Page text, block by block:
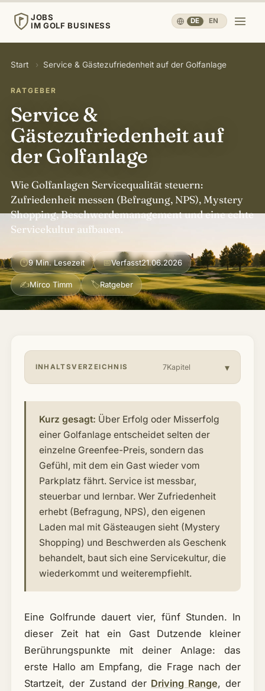
JOBS
IM GOLF BUSINESS
DE · EN
JOBS
IM GOLF BUSINESS
Start
Karriere & Menschen ▾
Reisen, Sport & Gesundheit ▾
▾
Über mich & Community ▾
Jobs
Start › Service & Gästezufriedenheit auf der Golfanlage
RATGEBER
Service &
Gästezufriedenheit auf
der Golfanlage
Wie Golfanlagen Servicequalität steuern:
Zufriedenheit messen (Befragung, NPS), Mystery
Shopping, Beschwerdemanagement und eine echte
Servicekultur aufbauen.
⏱9 Min. Lesezeit 📅Verfasst21.06.2026
✍Mirco Timm 🏷Ratgeber
INHALTSVERZEICHNIS 7Kapitel
Kurz gesagt: Über Erfolg oder Misserfolg
einer Golfanlage entscheidet selten der
einzelne Greenfee-Preis, sondern das
Gefühl, mit dem ein Gast wieder vom
Parkplatz fährt. Service ist messbar,
steuerbar und lernbar. Wer Zufriedenheit
erhebt (Befragung, NPS), den eigenen
Laden mal mit Gästeaugen sieht (Mystery
Shopping) und Beschwerden als Geschenk
behandelt, baut sich eine Servicekultur, die
wiederkommt und weiterempfiehlt.
Eine Golfrunde dauert vier, fünf Stunden. In
dieser Zeit hat ein Gast Dutzende kleiner
Berührungspunkte mit deiner Anlage: das
erste Hallo am Empfang, die Frage nach der
Startzeit, der Zustand der Driving Range, der